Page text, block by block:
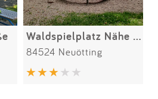
Waldspielplatz Nähe KKH
84524 Neuötting